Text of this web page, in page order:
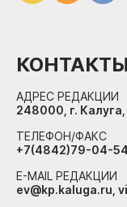
КОНТАКТЫ
АДРЕС РЕДАКЦИИ
248000, г.
ТЕЛЕФОН/ФАКС
+7(4842)79-04-54
E-MAIL РЕДАКЦИИ
ev@kp.kaluga.ru,